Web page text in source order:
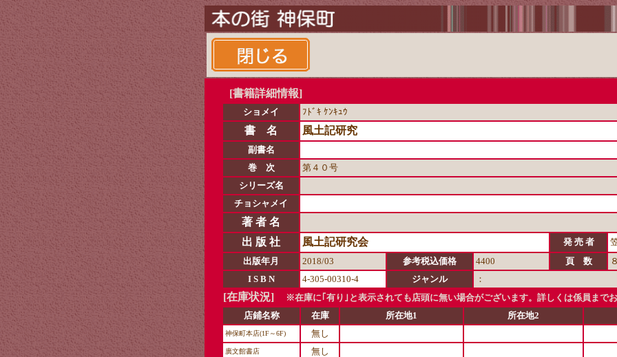
[書籍詳細情報]
ショメイ ﾌﾄﾞｷ ｹﾝｷｭｳ
書 名 風土記研究
副書名
巻 次
第４０号
シリーズ名
チョシャメイ
著 者 名
出 版 社
風土記研究会 発 売 者
出版年月
2018/03 参考税込価格 4400 頁 数
I S B N
4-305-00310-4 ジャンル ：
[在庫状況]
※在庫に｢有り｣と表示されても店頭に無い場合がございます。詳しくは係員まで
店鋪名称
在庫 所在地1 所在地2
神保町本店(1F～6F) 無し
廣文館書店 無し